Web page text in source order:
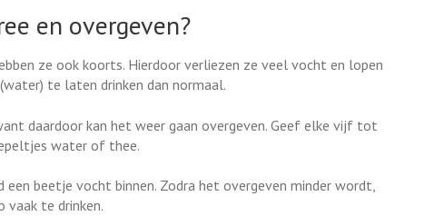
en overgeven?
ze ook koorts. Hierdoor verliezen ze veel vocht en lopen
te laten drinken dan normaal.
daardoor kan het weer gaan overgeven. Geef elke vijf tot
water of thee.
beetje vocht binnen. Zodra het overgeven minder wordt,
vaak te drinken.